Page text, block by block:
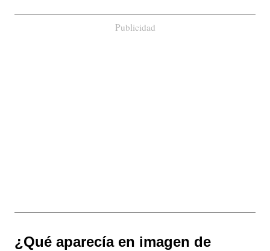
Publicidad
¿Qué aparecía en imagen de